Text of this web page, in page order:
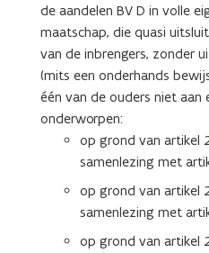
de aandelen BV D in volle
maatschap, die quasi
van de inbrengers, zonder
(mits een onderhands
één van de ouders niet
onderworpen:
op grond van artikel
samenlezing met
op grond van artikel
samenlezing met
op grond van artikel